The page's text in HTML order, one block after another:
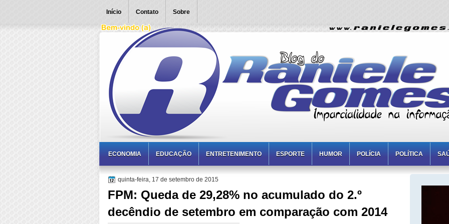
Início Contato Sobre
ECONOMIA EDUCAÇÃO ENTRETENIMENTO ESPORTE HUMOR POLÍCIA POLÍTICA
quinta-feira, 17 de setembro de 2015
FPM: Queda de 29,28% no acumulado do 2.º
decêndio de setembro em comparação com 2014